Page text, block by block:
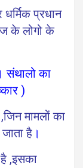
प्रधान
के लोगो के
संथालो का
)
मामलों का
है ।
,इसका